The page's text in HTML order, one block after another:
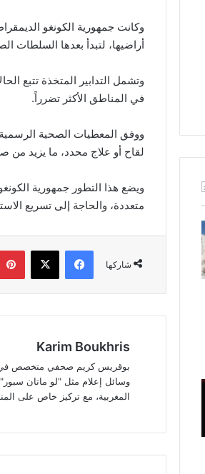
أراضيها، لتبدأ بعدها السلطات
وتشمل التدابير المتخذة تتبع
في المناطق الأكثر تضرراً.
ووفق المعطيات الصحية
لقاح أو علاج محدد، ما يزيد
ويضع هذا التطور جمهورية
متعددة، والحاجة إلى تسريع
شاركها
فيسبوك ‫X
Karim Boukhris
بوقريس كريم صحفي متخصص في
وسائل إعلام مثل "لو ماتان
المغربية، مع تركيز خاص على